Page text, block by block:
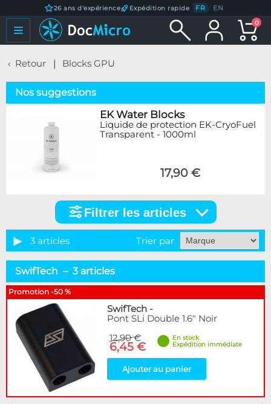
26 ans d'expérience Expédition rapide FR / EN
0
Retour Blocks GPU
Nos suggestions
EK Water Blocks
Liquide de protection EK-CryoFuel
Transparent - 1000ml
17,90 €
articles
Catégorie
Connect. SLI/CrossFire
Marque
Alphacool
58
BARROW
20
BitsPower
2
EK Water Blocks
38
SwifTech
3
The Feser Company
WaterCool
1
Filtrer les articles
3 articles Trier par
SwifTech – 3 articles
Promotion -50 %
SwifTech -
Pont SLi Double 1.6" Noir
12,90 €
6,45 €
En stock
Expédition immédiate
Ajouter au panier